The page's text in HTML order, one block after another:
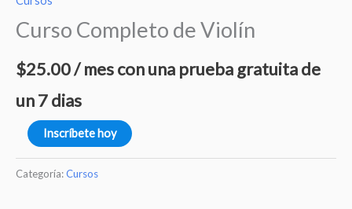
Curso Completo de Violín
$25.00/ mes con una prueba gratuita de
un 7 dias
Inscríbete hoy
Categoría:Cursos